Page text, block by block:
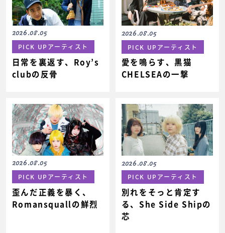
2026.08.05
PICK UPアーティスト
日常を裏返す、Roy’s
clubの反骨
2026.08.05
PICK UPアーティスト
愛を鳴らす、黒猫
CHELSEAの一撃
2026.08.05
PICK UPアーティスト
歪んだ正義を暴く、
Romansquallの鮮烈
2026.08.05
PICK UPアーティスト
別れをそっと肯定す
る、She Side Shipの
芯